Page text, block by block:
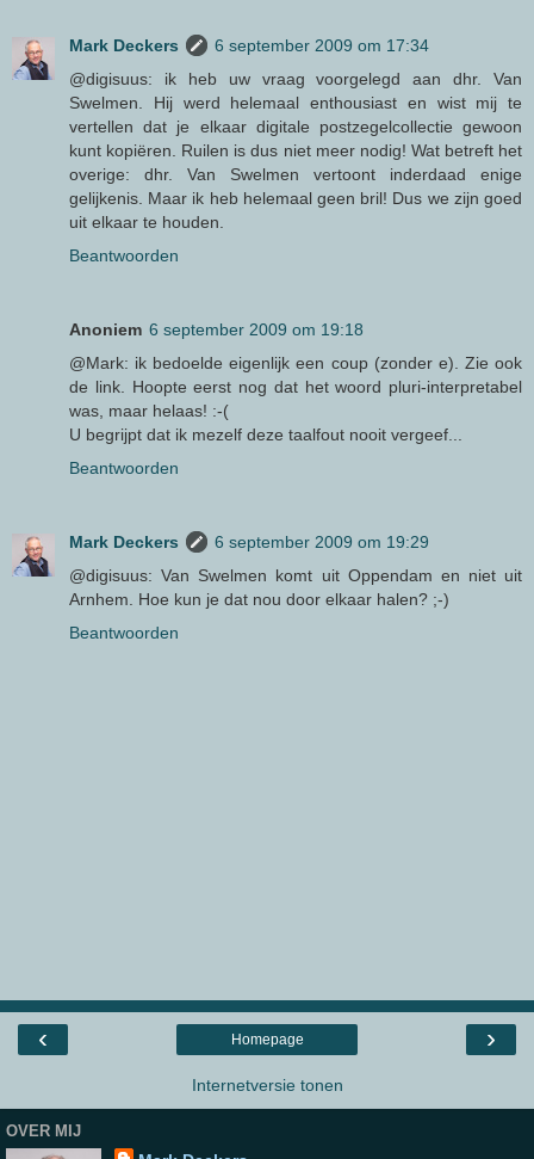
Mark Deckers
6 september 2009 om 17:34
@digisuus: ik heb uw vraag voorgelegd aan dhr. Van
Swelmen. Hij werd helemaal enthousiast en wist mij te
vertellen dat je elkaar digitale postzegelcollectie gewoon
kunt kopiëren. Ruilen is dus niet meer nodig! Wat betreft het
overige: dhr. Van Swelmen vertoont inderdaad enige
gelijkenis. Maar ik heb helemaal geen bril! Dus we zijn goed
uit elkaar te houden.
Beantwoorden
Anoniem 6 september 2009 om 19:18
@Mark: ik bedoelde eigenlijk een coup (zonder e). Zie ook
de link. Hoopte eerst nog dat het woord pluri-interpretabel
was, maar helaas! :-(
U begrijpt dat ik mezelf deze taalfout nooit vergeef...
Beantwoorden
Mark Deckers
6 september 2009 om 19:29
@digisuus: Van Swelmen komt uit Oppendam en niet uit
Arnhem. Hoe kun je dat nou door elkaar halen? ;-)
Beantwoorden
‹ ›
Homepage
Internetversie tonen
OVER MIJ